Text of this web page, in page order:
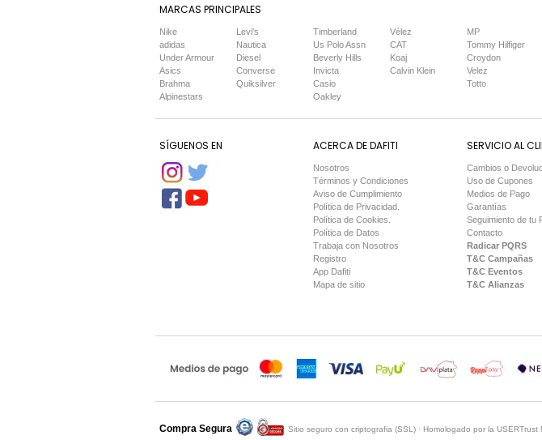
MARCAS PRINCIPALES
Nike
adidas
Under Armour
Asics
Brahma
Alpinestars
Levi's
Nautica
Diesel
Converse
Quiksilver
Timberland
Us Polo Assn
Beverly Hills
Invicta
Casio
Oakley
Vélez
CAT
Koaj
Calvin Klein
MP
Tommy Hilfiger
Croydon
Velez
Totto
SÍGUENOS EN ACERCA DE DAFITI
Nosotros
Términos y Condiciones
Aviso de Cumplimiento
Política de Privacidad.
Política de Cookies.
Política de Datos
Trabaja con Nosotros
Registro
App Dafiti
Mapa de sitio
SERVICIO AL
Cambios o
Uso de Cupones
Medios de Pago
Garantías
Seguimiento de tu
Contacto
Radicar PQRS
T&C Campañas
T&C Eventos
T&C Alianzas
Compra Segura
Compra asegurada por Sitio seguro con criptografia (SSL) · Homologado por la USERTrust
Sitio